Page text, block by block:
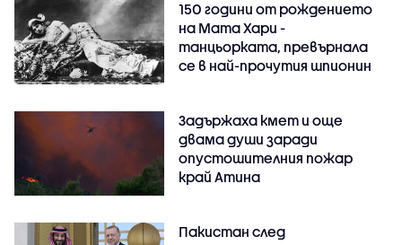
150 години от рождението
на Мата Хари -
танцьорката, превърнала
се в най-прочутия шпионин
Задържаха кмет и още
двама души заради
опустошителния пожар
край Атина
Пакистан след